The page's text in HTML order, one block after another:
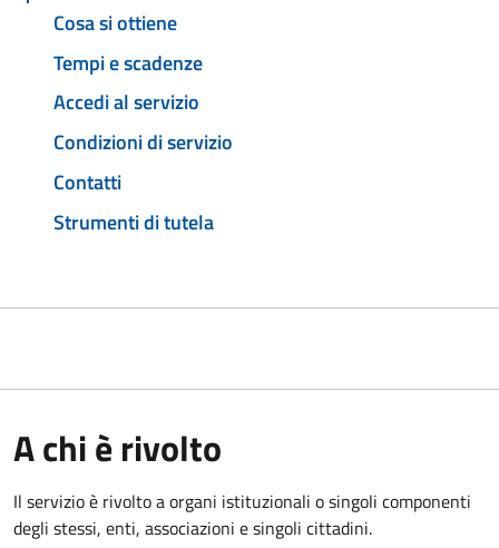
Cosa si ottiene
Tempi e scadenze
Accedi al servizio
Condizioni di servizio
Contatti
Strumenti di tutela
A chi è rivolto
Il servizio è rivolto a organi istituzionali o singoli componenti
degli stessi, enti, associazioni e singoli cittadini.